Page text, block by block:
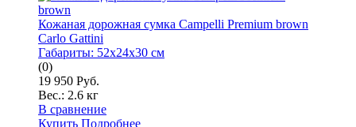
Кожаная дорожная сумка Campelli Premium brown
Carlo Gattini
Габариты: 52x24x30 см
(0)
19 950 Руб.
Вес.: 2.6 кг
В сравнение
Купить Подробнее